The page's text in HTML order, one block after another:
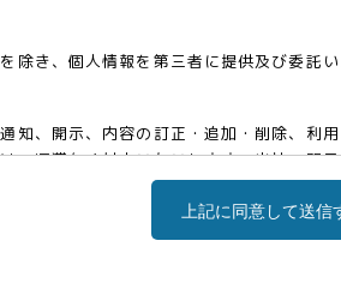
除き、個人情報を第三者に提供及び委託
知、開示、内容の訂正・追加・削除、利
、遅滞なく対応いたいします。当社の
上記に同意して送信